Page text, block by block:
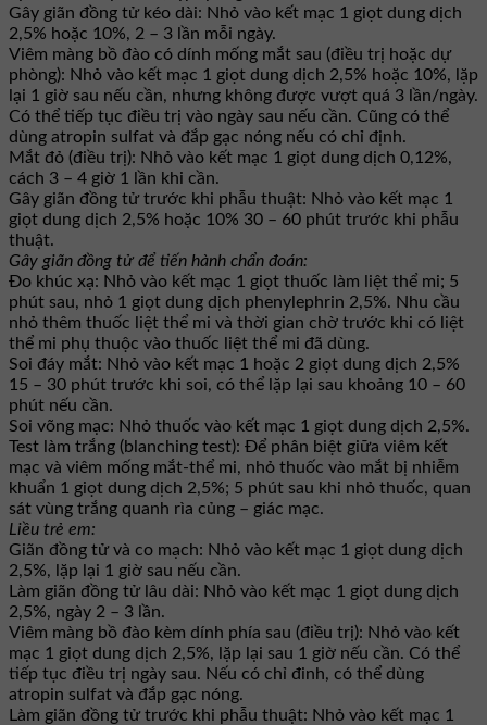
Gây giãn đồng tử kéo dài: Nhỏ vào kết mạc 1 giọt dung dịch
2,5% hoặc 10%, 2 – 3 lần mỗi ngày.
Viêm màng bồ đào có dính mống mắt sau (điều trị hoặc dự
phòng): Nhỏ vào kết mạc 1 giọt dung dịch 2,5% hoặc 10%, lặp
lại 1 giờ sau nếu cần, nhưng không được vượt quá 3 lần/ngày.
Có thể tiếp tục điều trị vào ngày sau nếu cần. Cũng có thể
dùng atropin sulfat và đắp gạc nóng nếu có chỉ định.
Mắt đỏ (điều trị): Nhỏ vào kết mạc 1 giọt dung dịch 0,12%,
cách 3 – 4 giờ 1 lần khi cần.
Gây giãn đồng tử trước khi phẫu thuật: Nhỏ vào kết mạc 1
giọt dung dịch 2,5% hoặc 10% 30 – 60 phút trước khi phẫu
thuật.
Gây giãn đồng tử để tiến hành chẩn đoán:
Đo khúc xạ: Nhỏ vào kết mạc 1 giọt thuốc làm liệt thể mi; 5
phút sau, nhỏ 1 giọt dung dịch phenylephrin 2,5%. Nhu cầu
nhỏ thêm thuốc liệt thể mi và thời gian chờ trước khi có liệt
thể mi phụ thuộc vào thuốc liệt thể mi đã dùng.
Soi đáy mắt: Nhỏ vào kết mạc 1 hoặc 2 giọt dung dịch 2,5%
15 – 30 phút trước khi soi, có thể lặp lại sau khoảng 10 – 60
phút nếu cần.
Soi võng mạc: Nhỏ thuốc vào kết mạc 1 giọt dung dịch 2,5%.
Test làm trắng (blanching test): Để phân biệt giữa viêm kết
mạc và viêm mống mắt-thể mi, nhỏ thuốc vào mắt bị nhiễm
khuẩn 1 giọt dung dịch 2,5%; 5 phút sau khi nhỏ thuốc, quan
sát vùng trắng quanh rìa củng – giác mạc.
Liều trẻ em:
Giãn đồng tử và co mạch: Nhỏ vào kết mạc 1 giọt dung dịch
2,5%, lặp lại 1 giờ sau nếu cần.
Làm giãn đồng tử lâu dài: Nhỏ vào kết mạc 1 giọt dung dịch
2,5%, ngày 2 – 3 lần.
Viêm màng bồ đào kèm dính phía sau (điều trị): Nhỏ vào kết
mạc 1 giọt dung dịch 2,5%, lặp lại sau 1 giờ nếu cần. Có thể
tiếp tục điều trị ngày sau. Nếu có chỉ đinh, có thể dùng
atropin sulfat và đắp gạc nóng.
Làm giãn đồng tử trước khi phẫu thuật: Nhỏ vào kết mạc 1